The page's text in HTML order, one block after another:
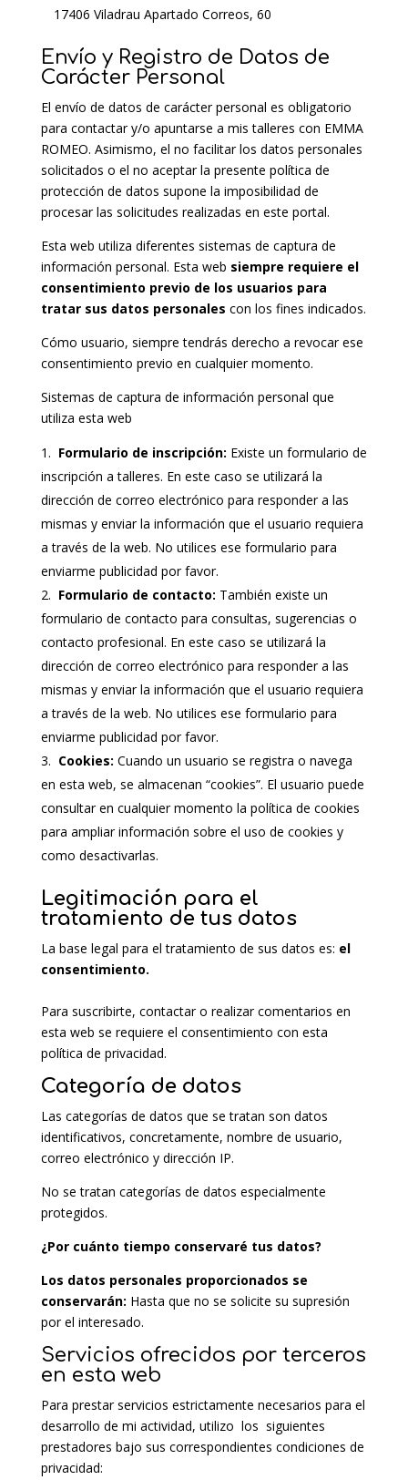
17406 Viladrau Apartado Correos, 60
Envío y Registro de Datos de
Carácter Personal
El envío de datos de carácter personal es obligatorio
para contactar y/o apuntarse a mis talleres con EMMA
ROMEO. Asimismo, el no facilitar los datos personales
solicitados o el no aceptar la presente política de
protección de datos supone la imposibilidad de
procesar las solicitudes realizadas en este portal.
Esta web utiliza diferentes sistemas de captura de
información personal. Esta web siempre requiere el
consentimiento previo de los usuarios para
tratar sus datos personales con los fines indicados.
Cómo usuario, siempre tendrás derecho a revocar ese
consentimiento previo en cualquier momento.
Sistemas de captura de información personal que
utiliza esta web
Formulario de inscripción: Existe un formulario de
inscripción a talleres. En este caso se utilizará la
dirección de correo electrónico para responder a las
mismas y enviar la información que el usuario requiera
a través de la web. No utilices ese formulario para
enviarme publicidad por favor.
Formulario de contacto: También existe un
formulario de contacto para consultas, sugerencias o
contacto profesional. En este caso se utilizará la
dirección de correo electrónico para responder a las
mismas y enviar la información que el usuario requiera
a través de la web. No utilices ese formulario para
enviarme publicidad por favor.
Cookies: Cuando un usuario se registra o navega
en esta web, se almacenan “cookies”. El usuario puede
consultar en cualquier momento la política de cookies
para ampliar información sobre el uso de cookies y
como desactivarlas.
Legitimación para el
tratamiento de tus datos
La base legal para el tratamiento de sus datos es: el
consentimiento.
Para suscribirte, contactar o realizar comentarios en
esta web se requiere el consentimiento con esta
política de privacidad.
Categoría de datos
Las categorías de datos que se tratan son datos
identificativos, concretamente, nombre de usuario,
correo electrónico y dirección IP.
No se tratan categorías de datos especialmente
protegidos.
¿Por cuánto tiempo conservaré tus datos?
Los datos personales proporcionados se
conservarán: Hasta que no se solicite su supresión
por el interesado.
Servicios ofrecidos por terceros
en esta web
Para prestar servicios estrictamente necesarios para el
desarrollo de mi actividad, utilizo los siguientes
prestadores bajo sus correspondientes condiciones de
privacidad: